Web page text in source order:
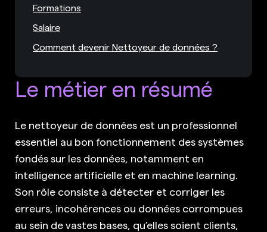
Le métier en résumé
Le nettoyeur de données est un professionnel
essentiel au bon fonctionnement des systèmes
fondés sur les données, notamment en
intelligence artificielle et en machine learning.
Son rôle consiste à détecter et corriger les
erreurs, incohérences ou données corrompues
au sein de vastes bases, qu’elles soient clients,
Formations
Salaire
Comment devenir Nettoyeur de données ?